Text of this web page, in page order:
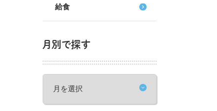
給食
月別で探す